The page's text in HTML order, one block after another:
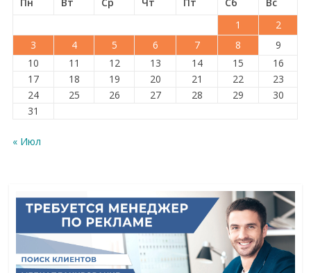
1
2
3
4 5 6 7 8
9
10
11 12 13 14 15
16
17
18 19 20 21 22
23
24
25 26 27 28 29
30
31
« Июл